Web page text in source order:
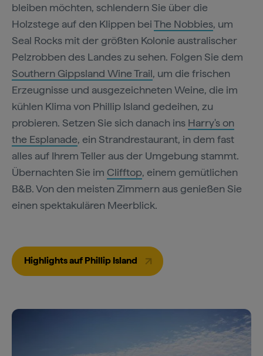
bleiben möchten, schlendern Sie über die
Holzstege auf den Klippen beiThe Nobbies, um
Seal Rocks mit der größten Kolonie australischer
Pelzrobben des Landes zu sehen. Folgen Sie dem
Southern Gippsland Wine Trail, um die frischen
Erzeugnisse und ausgezeichneten Weine, die im
kühlen Klima von Phillip Island gedeihen, zu
probieren. Setzen Sie sich danach ins Harry's on
the Esplanade, ein Strandrestaurant, in dem fast
alles auf Ihrem Teller aus der Umgebung stammt.
Übernachten Sie im Clifftop, einem gemütlichen
B&B. Von den meisten Zimmern aus genießen Sie
einen spektakulären Meerblick.
Highlights auf Phillip Island